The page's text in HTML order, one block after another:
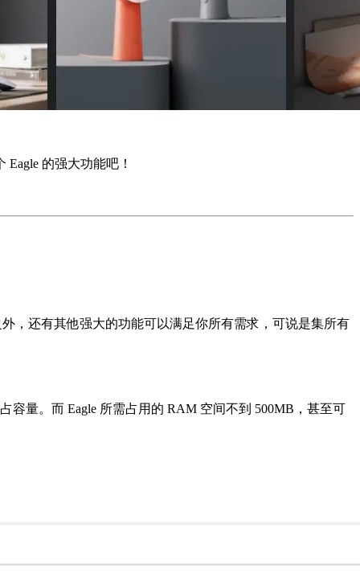
的强大功能吧！
，还有其他强大的功能可以满足你所有需求，可说是集所有
容量。而 Eagle 所需占用的 RAM 空间不到 500MB，甚至可